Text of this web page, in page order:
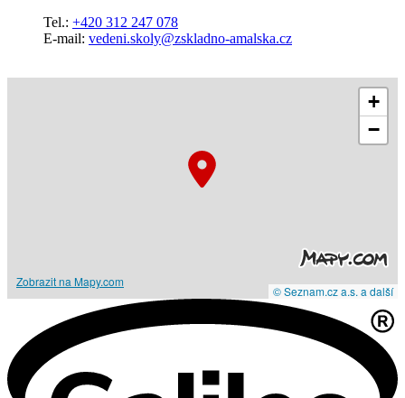
Tel.: +420 312 247 078
E-mail: vedeni.skoly@zskladno-amalska.cz
+
−
Zobrazit na Mapy.com
© Seznam.cz a.s. a další